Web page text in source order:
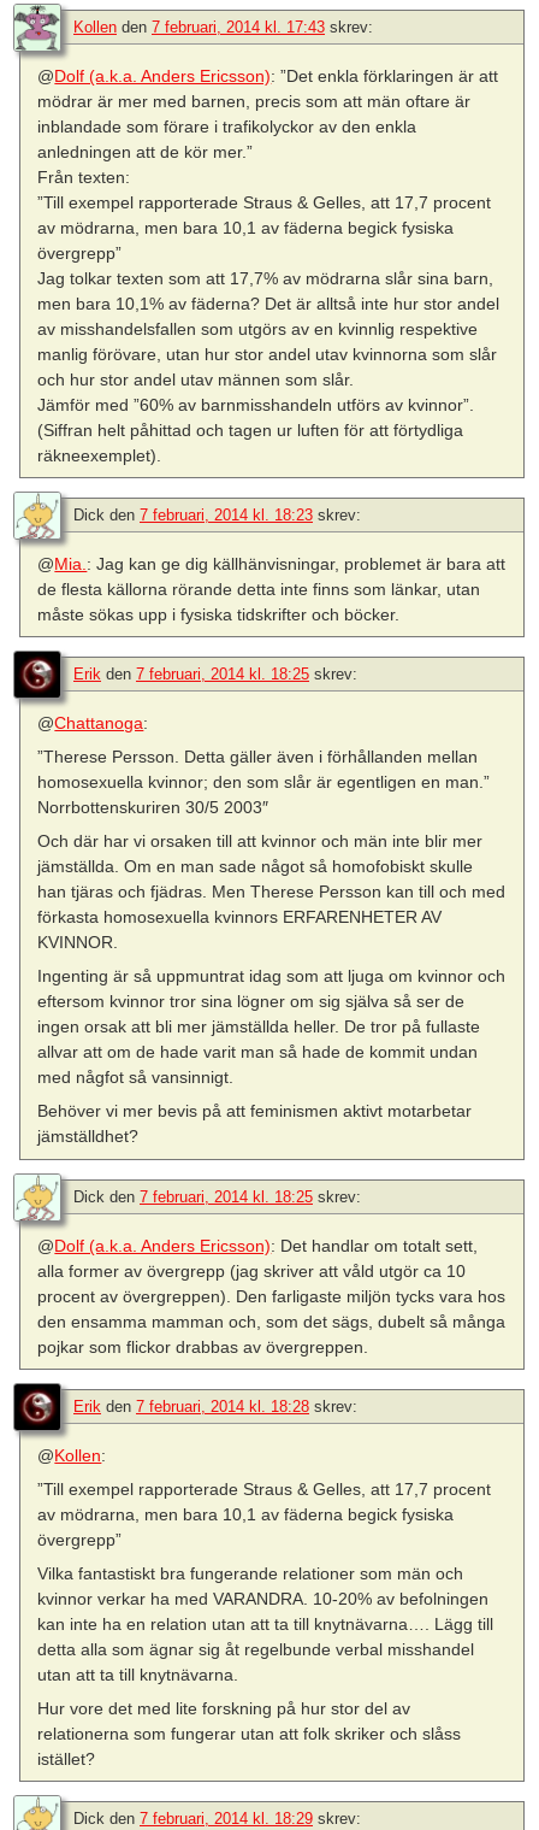
Kollen den 7 februari, 2014 kl. 17:43 skrev:
@Dolf (a.k.a. Anders Ericsson): ”Det enkla förklaringen är att
mödrar är mer med barnen, precis som att män oftare är
inblandade som förare i trafikolyckor av den enkla
anledningen att de kör mer.”
Från texten:
”Till exempel rapporterade Straus & Gelles, att 17,7 procent
av mödrarna, men bara 10,1 av fäderna begick fysiska
övergrepp”
Jag tolkar texten som att 17,7% av mödrarna slår sina barn,
men bara 10,1% av fäderna? Det är alltså inte hur stor andel
av misshandelsfallen som utgörs av en kvinnlig respektive
manlig förövare, utan hur stor andel utav kvinnorna som slår
och hur stor andel utav männen som slår.
Jämför med ”60% av barnmisshandeln utförs av kvinnor”.
(Siffran helt påhittad och tagen ur luften för att förtydliga
räkneexemplet).
Dick den 7 februari, 2014 kl. 18:23 skrev:
@Mia. : Jag kan ge dig källhänvisningar, problemet är bara att
de flesta källorna rörande detta inte finns som länkar, utan
måste sökas upp i fysiska tidskrifter och böcker.
Erik den 7 februari, 2014 kl. 18:25 skrev:
@Chattanoga:
”Therese Persson. Detta gäller även i förhållanden mellan
homosexuella kvinnor; den som slår är egentligen en man.”
Norrbottenskuriren 30/5 2003″
Och där har vi orsaken till att kvinnor och män inte blir mer
jämställda. Om en man sade något så homofobiskt skulle
han tjäras och fjädras. Men Therese Persson kan till och med
förkasta homosexuella kvinnors ERFARENHETER AV
KVINNOR.
Ingenting är så uppmuntrat idag som att ljuga om kvinnor och
eftersom kvinnor tror sina lögner om sig själva så ser de
ingen orsak att bli mer jämställda heller. De tror på fullaste
allvar att om de hade varit man så hade de kommit undan
med någfot så vansinnigt.
Behöver vi mer bevis på att feminismen aktivt motarbetar
jämställdhet?
Dick den 7 februari, 2014 kl. 18:25 skrev:
@Dolf (a.k.a. Anders Ericsson): Det handlar om totalt sett,
alla former av övergrepp (jag skriver att våld utgör ca 10
procent av övergreppen). Den farligaste miljön tycks vara hos
den ensamma mamman och, som det sägs, dubelt så många
pojkar som flickor drabbas av övergreppen.
Erik den 7 februari, 2014 kl. 18:28 skrev:
@Kollen:
”Till exempel rapporterade Straus & Gelles, att 17,7 procent
av mödrarna, men bara 10,1 av fäderna begick fysiska
övergrepp”
Vilka fantastiskt bra fungerande relationer som män och
kvinnor verkar ha med VARANDRA. 10-20% av befolningen
kan inte ha en relation utan att ta till knytnävarna…. Lägg till
detta alla som ägnar sig åt regelbunde verbal misshandel
utan att ta till knytnävarna.
Hur vore det med lite forskning på hur stor del av
relationerna som fungerar utan att folk skriker och slåss
istället?
Dick den 7 februari, 2014 kl. 18:29 skrev: